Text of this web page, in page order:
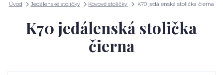
Úvod Jedálenské stoličky Kovové stoličky K70 jedálenská stolička čierna
K70 jedálenská stolička
čierna